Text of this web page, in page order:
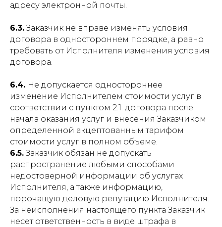
адресу электронной почты.
6.3.Заказчик не вправе изменять условия
договора в одностороннем порядке, а равно
требовать от Исполнителя изменения условия
договора.
6.4. Не допускается одностороннее
изменение Исполнителем стоимости услуг в
соответствии с пунктом 2.1. договора после
начала оказания услуг и внесения Заказчиком
определенной акцептованным тарифом
стоимости услуг в полном объеме.
6.5.Заказчик обязан не допускать
распространение любыми способами
недостоверной информации об услугах
Исполнителя, а также информацию,
порочащую деловую репутацию Исполнителя.
За неисполнения настоящего пункта Заказчик
несет ответственность в виде штрафа в